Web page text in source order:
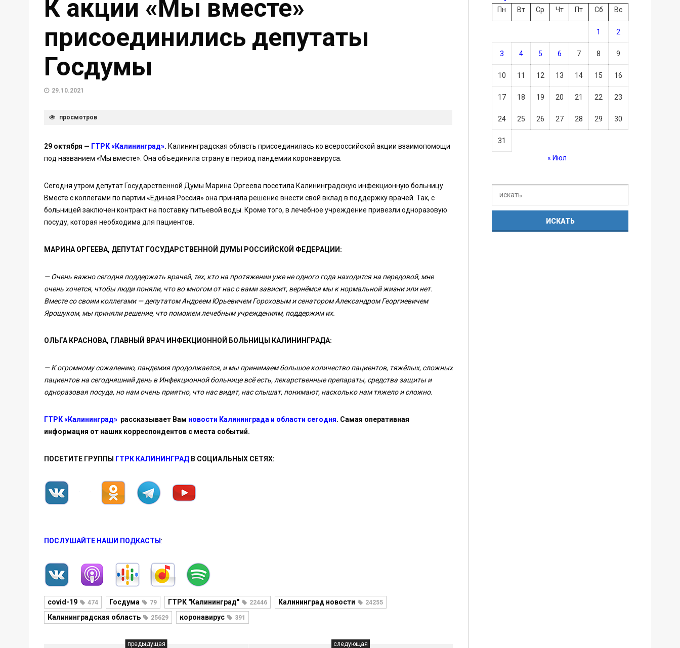
К акции «Мы вместе»
присоединились депутаты
Госдумы
29.10.2021
просмотров
29 октября — ГТРК «Калининград». Калининградская область присоединилась ко всероссийской акции взаимопомощи
под названием «Мы вместе». Она объединила страну в период пандемии коронавируса.
Сегодня утром депутат Государственной Думы Марина Оргеева посетила Калининградскую инфекционную больницу.
Вместе с коллегами по партии «Единая Россия» она приняла решение внести свой вклад в поддержку врачей. Так, с
больницей заключен контракт на поставку питьевой воды. Кроме того, в лечебное учреждение привезли одноразовую
посуду, которая необходима для пациентов.
МАРИНА ОРГЕЕВА, ДЕПУТАТ ГОСУДАРСТВЕННОЙ ДУМЫ РОССИЙСКОЙ ФЕДЕРАЦИИ:
— Очень важно сегодня поддержать врачей, тех, кто на протяжении уже не одного года находится на передовой, мне
очень хочется, чтобы люди поняли, что во многом от нас с вами зависит, вернёмся мы к нормальной жизни или нет.
Вместе со своим коллегами — депутатом Андреем Юрьевичем Гороховым и сенатором Александром Георгиевичем
Ярошуком, мы приняли решение, что поможем лечебным учреждениям, поддержим их.
ОЛЬГА КРАСНОВА, ГЛАВНЫЙ ВРАЧ ИНФЕКЦИОННОЙ БОЛЬНИЦЫ КАЛИНИНГРАДА:
— К огромному сожалению, пандемия продолжается, и мы принимаем большое количество пациентов, тяжёлых, сложных
пациентов на сегодняшний день в Инфекционной больнице всё есть, лекарственные препараты, средства защиты и
одноразовая посуда, но нам очень приятно, что нас видят, нас слышат, понимают, насколько нам тяжело и сложно.
ГТРК «Калининград» рассказывает Вам новости Калининграда и области сегодня. Самая оперативная
информация от наших корреспондентов с места событий.
ПОСЕТИТЕ ГРУППЫ ГТРК КАЛИНИНГРАД В СОЦИАЛЬНЫХ СЕТЯХ:
ПОСЛУШАЙТЕ НАШИ ПОДКАСТЫ :
covid-19 474 Госдума 79 ГТРК "Калининград" 22446 Калининград новости 24255
Калининградская область 25629 коронавирус 391
предыдущая следующая
Пн
Вт Ср Чт Пт Сб Вс
1 2
3 4 5 6 7 8 9
10 11 12 13 14 15 16
17 18 19 20 21 22 23
24 25 26 27 28 29 30
31
« Июл